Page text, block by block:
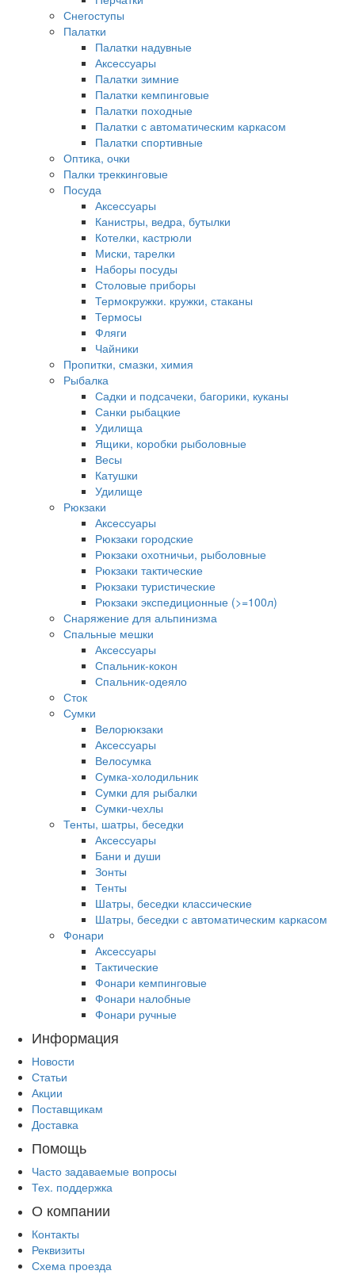
Снегоступы
Палатки
Палатки надувные
Аксессуары
Палатки зимние
Палатки кемпинговые
Палатки походные
Палатки с автоматическим каркасом
Палатки спортивные
Оптика, очки
Палки треккинговые
Посуда
Аксессуары
Канистры, ведра, бутылки
Котелки, кастрюли
Миски, тарелки
Наборы посуды
Столовые приборы
Термокружки. кружки, стаканы
Термосы
Фляги
Чайники
Пропитки, смазки, химия
Рыбалка
Садки и подсачеки, багорики, куканы
Санки рыбацкие
Удилища
Ящики, коробки рыболовные
Весы
Катушки
Удилище
Рюкзаки
Аксессуары
Рюкзаки городские
Рюкзаки охотничьи, рыболовные
Рюкзаки тактические
Рюкзаки туристические
Рюкзаки экспедиционные (>=100л)
Снаряжение для альпинизма
Спальные мешки
Аксессуары
Спальник-кокон
Спальник-одеяло
Сток
Сумки
Велорюкзаки
Аксессуары
Велосумка
Сумка-холодильник
Сумки для рыбалки
Сумки-чехлы
Тенты, шатры, беседки
Аксессуары
Бани и души
Зонты
Тенты
Шатры, беседки классические
Шатры, беседки с автоматическим каркасом
Фонари
Аксессуары
Тактические
Фонари кемпинговые
Фонари налобные
Фонари ручные
Информация
Новости
Статьи
Акции
Поставщикам
Доставка
Помощь
Часто задаваемые вопросы
Тех. поддержка
О компании
Контакты
Реквизиты
Схема проезда